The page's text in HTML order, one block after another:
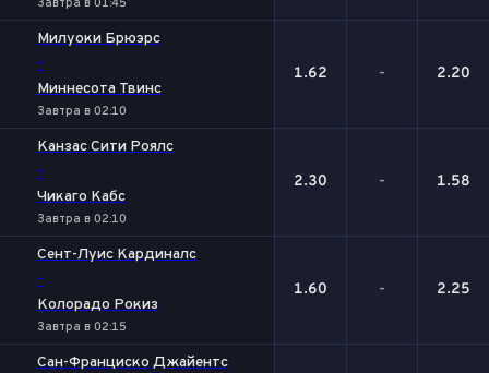
Завтра в 01:45
Милуоки Брюэрс
-
Миннесота Твинс
Завтра в 02:10
1.62 - 2.20
Канзас Сити Роялс
-
Чикаго Кабс
Завтра в 02:10
2.30 - 1.58
Сент-Луис Кардиналс
-
Колорадо Рокиз
Завтра в 02:15
1.60 - 2.25
Сан-Франциско Джайентс